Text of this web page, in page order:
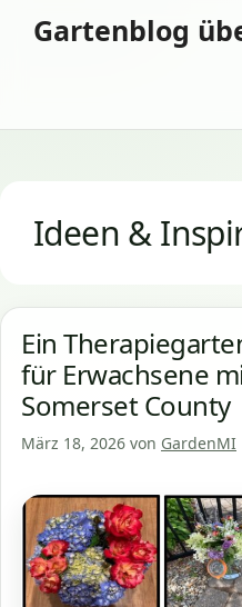
InhaltGartenblog
Ideen &
Ein
für Erwachsene
Somerset County
März 18, 2026 von GardenMI